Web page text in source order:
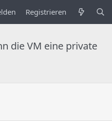
Registrieren
die VM eine private